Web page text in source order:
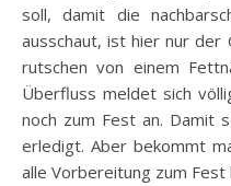
soll, damit die
ausschaut, ist hier nur der
rutschen von einem
Überfluss meldet sich
noch zum Fest an. Damit
erledigt. Aber bekommt
alle Vorbereitung zum Fest